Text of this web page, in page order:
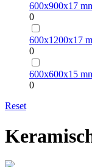
600х900х17
0
600х1200х17
0
600х600х15
0
Reset